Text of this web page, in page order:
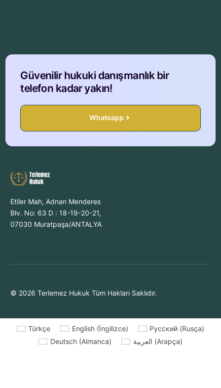
Güvenilir hukuki danışmanlık bir
telefon kadar yakın!
Whatsapp
Etiler Mah, Adnan Menderes
Blv. No: 63 D : 18-19-20-21,
07030 Muratpaşa/ANTALYA
© 2026 Terlemez Hukuk Tüm Hakları Saklıdır.
Türkçe English(İngilizce) Русский (Rusça)
Deutsch (Almanca) العربية (Arapça)